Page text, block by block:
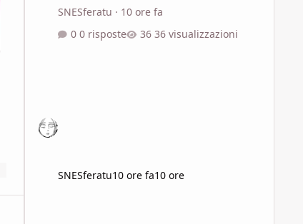
SNESferatu · 10 ore fa
0 risposte
36 visualizzazioni
SNESferatu10 ore fa10 ore